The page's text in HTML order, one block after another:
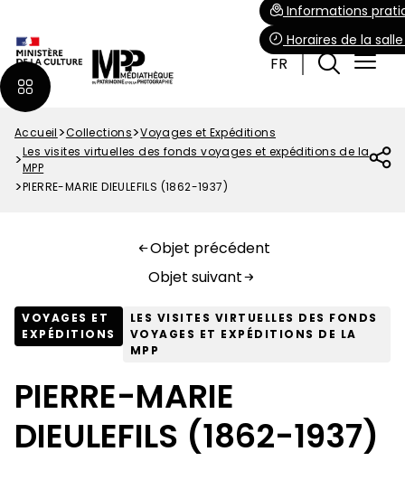
au
contenu
principal
FR
Informations
Horaires de la
Fil
d'Ariane
Accueil Collections
Voyages et Expéditions
Les visites virtuelles des fonds voyages et expéditions de la
MPP
PIERRE-MARIE DIEULEFILS (1862-1937)
VOYAGES ET
EXPÉDITIONS
LES VISITES VIRTUELLES DES FONDS
VOYAGES ET EXPÉDITIONS DE LA
MPP
PIERRE-MARIE
DIEULEFILS (1862-1937)
Objet précédent
Objet suivant